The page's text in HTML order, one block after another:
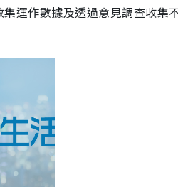
運作數據及透過意見調查收集